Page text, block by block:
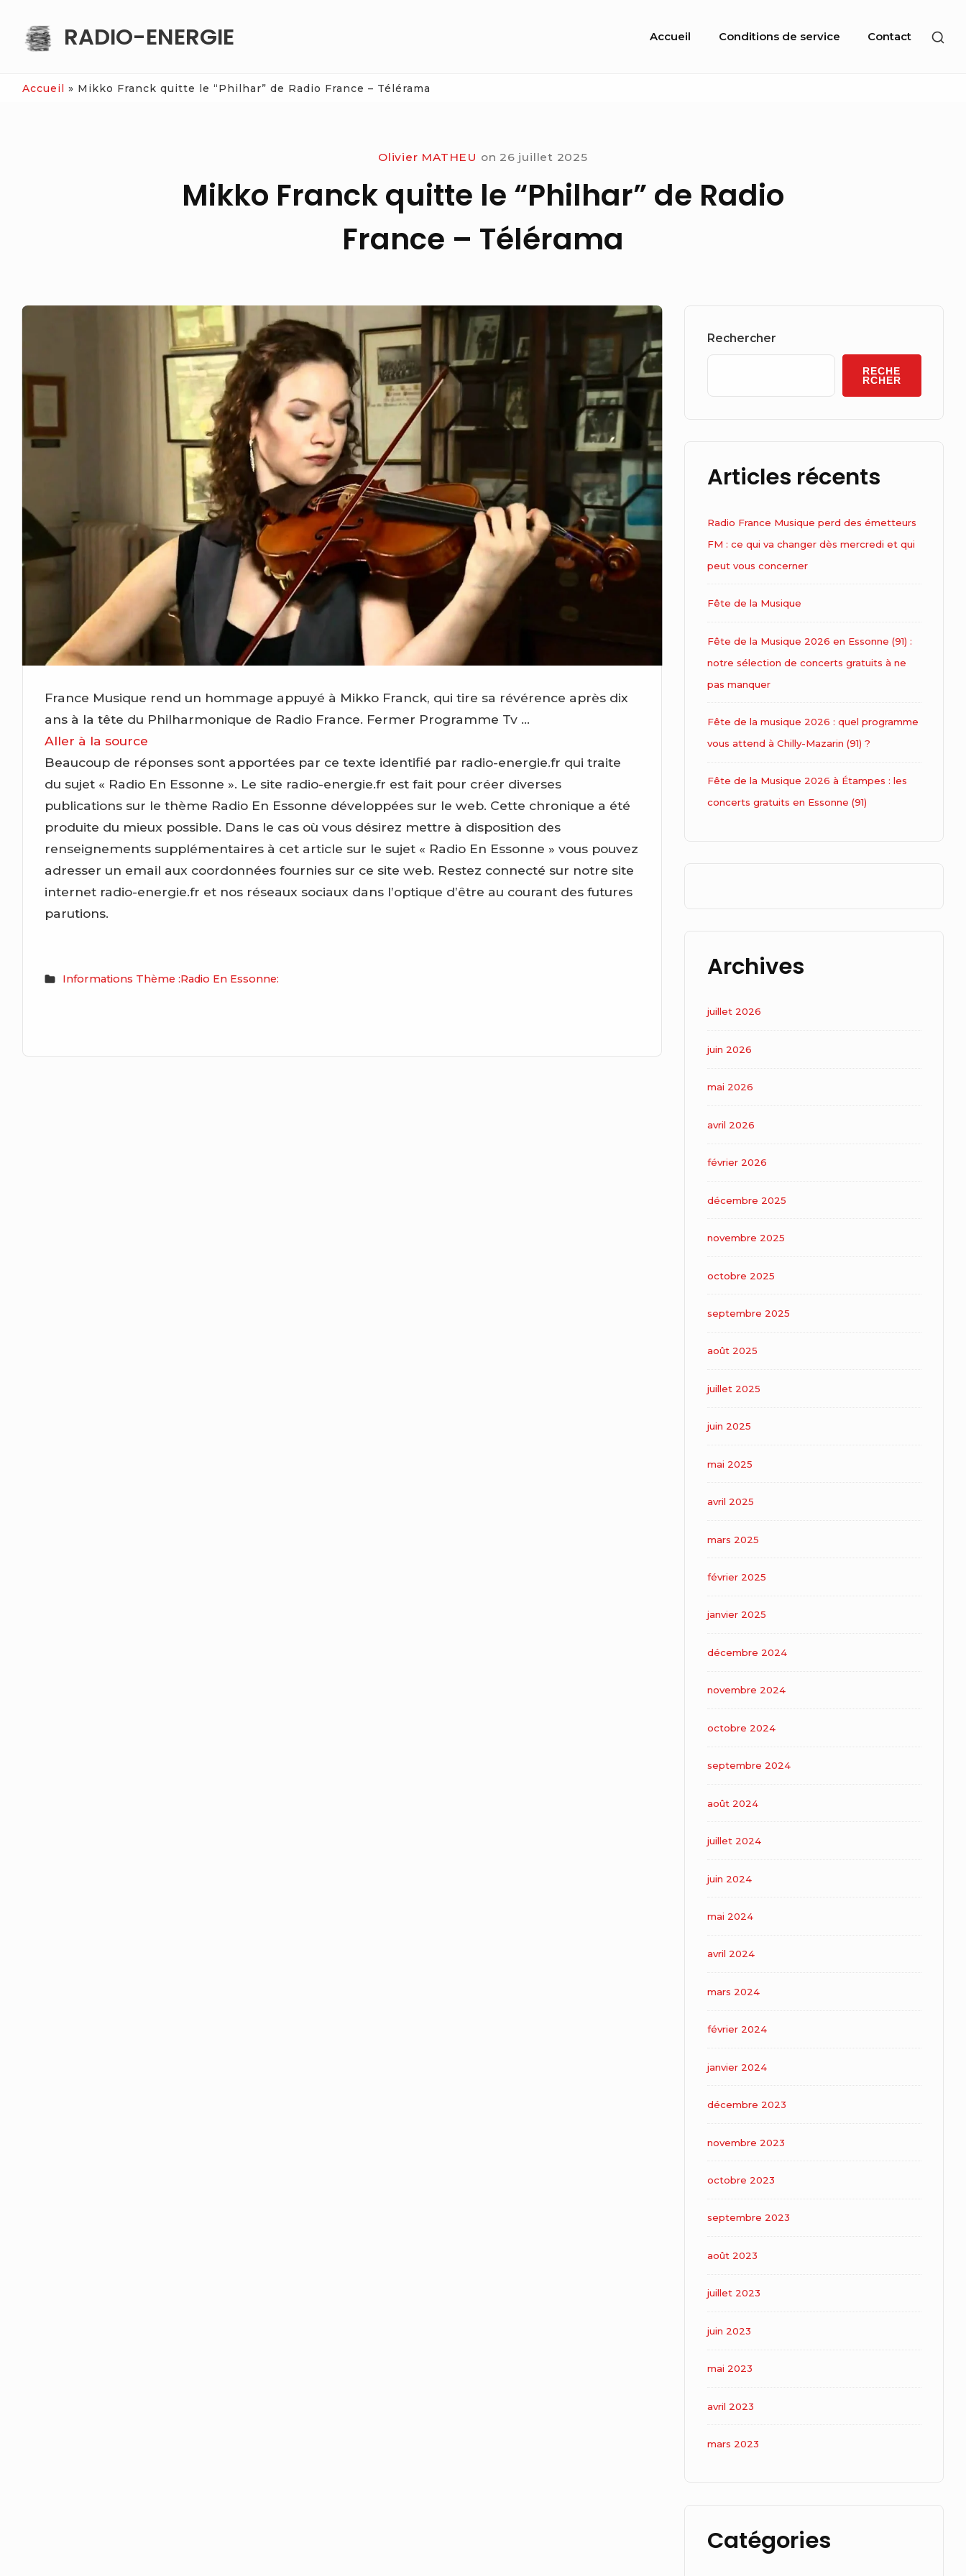
content
RADIO-ENERGIE
Site
Accueil Conditions de service Contact
Accueil » Mikko Franck quitte le “Philhar” de Radio France – Télérama
Olivier MATHEU on 26 juillet 2025
Mikko Franck quitte le “Philhar” de Radio
France – Télérama
France Musique rend un hommage appuyé à Mikko Franck, qui tire sa révérence après dix
ans à la tête du Philharmonique de Radio France. Fermer Programme Tv …
Aller à la source
Beaucoup de réponses sont apportées par ce texte identifié par radio-energie.fr qui traite
du sujet « Radio En Essonne ». Le site radio-energie.fr est fait pour créer diverses
publications sur le thème Radio En Essonne développées sur le web. Cette chronique a été
produite du mieux possible. Dans le cas où vous désirez mettre à disposition des
renseignements supplémentaires à cet article sur le sujet « Radio En Essonne » vous pouvez
adresser un email aux coordonnées fournies sur ce site web. Restez connecté sur notre site
internet radio-energie.fr et nos réseaux sociaux dans l’optique d’être au courant des futures
parutions.
Informations Thème :Radio En Essonne:
Widget
Rechercher
RECHE
RCHER
Articles récents
Radio France Musique perd des émetteurs
FM : ce qui va changer dès mercredi et qui
peut vous concerner
Fête de la Musique
Fête de la Musique 2026 en Essonne (91) :
notre sélection de concerts gratuits à ne
pas manquer
Fête de la musique 2026 : quel programme
vous attend à Chilly-Mazarin (91) ?
Fête de la Musique 2026 à Étampes : les
concerts gratuits en Essonne (91)
Archives
juillet 2026
juin 2026
mai 2026
avril 2026
février 2026
décembre 2025
novembre 2025
octobre 2025
septembre 2025
août 2025
juillet 2025
juin 2025
mai 2025
avril 2025
mars 2025
février 2025
janvier 2025
décembre 2024
novembre 2024
octobre 2024
septembre 2024
août 2024
juillet 2024
juin 2024
mai 2024
avril 2024
mars 2024
février 2024
janvier 2024
décembre 2023
novembre 2023
octobre 2023
septembre 2023
août 2023
juillet 2023
juin 2023
mai 2023
avril 2023
mars 2023
Catégories